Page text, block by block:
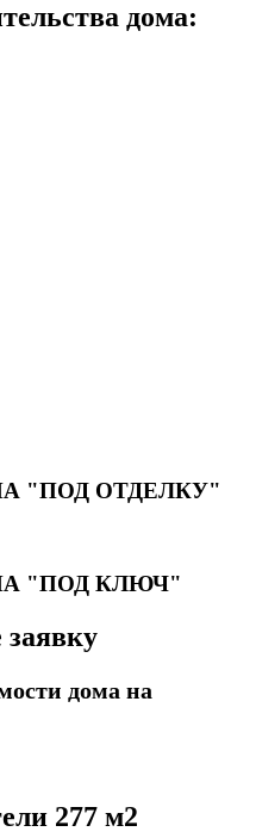
дома:
"ПОД ОТДЕЛКУ"
"ПОД КЛЮЧ"
заявку
дома на
277 м2